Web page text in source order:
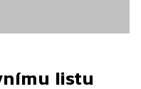
listu